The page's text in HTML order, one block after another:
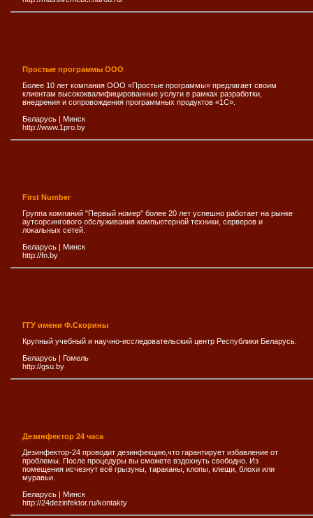
Простые программы ООО
Более 10 лет компания ООО «Простые программы» предлагает своим
клиентам высококвалифицированные услуги в рамках разработки,
внедрения и сопровождения программных продуктов «1С».
Беларусь | Минск
http://www.1pro.by
First Number
Группа компаний "Первый номер" более 20 лет успешно работает на рынке
аутсорсингового обслуживания компьютерной техники, серверов и
локальных сетей.
Беларусь | Минск
http://fn.by
ГГУ имени Ф.Скорины
Крупный учебный и научно-исследовательский центр Республики Беларусь.
Беларусь | Гомель
http://gsu.by
Дезинфектор 24 часа
Дезинфектор-24 проводит дезинфекцию,что гарантирует избавление от
проблемы. После процедуры вы сможете вздохнуть свободно. Из
помещения исчезнут всё грызуны, тараканы, клопы, клещи, блохи или
муравьи.
Беларусь | Минск
http://24dezinfektor.ru/kontakty